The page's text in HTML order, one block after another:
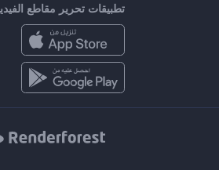
تطبيقات تحرير مقاطع